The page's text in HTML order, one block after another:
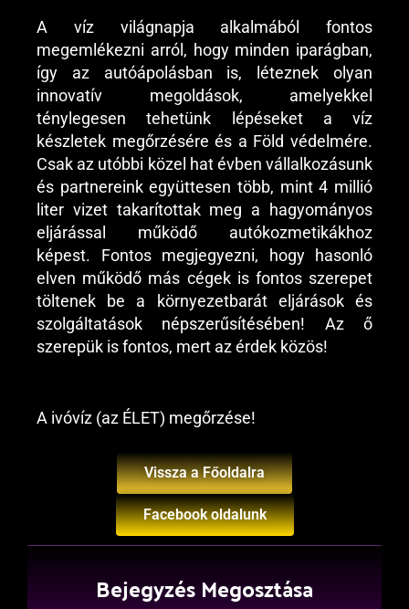
A víz világnapja alkalmából fontos
megemlékezni arról, hogy minden iparágban,
így az autóápolásban is, léteznek olyan
innovatív megoldások, amelyekkel
ténylegesen tehetünk lépéseket a víz
készletek megőrzésére és a Föld védelmére.
Csak az utóbbi közel hat évben vállalkozásunk
és partnereink együttesen több, mint 4 millió
liter vizet takarítottak meg a hagyományos
eljárással működő autókozmetikákhoz
képest. Fontos megjegyezni, hogy hasonló
elven működő más cégek is fontos szerepet
töltenek be a környezetbarát eljárások és
szolgáltatások népszerűsítésében! Az ő
szerepük is fontos, mert az érdek közös!
A ivóvíz (az ÉLET) megőrzése!
Vissza a Főoldalra
Facebook oldalunk
Bejegyzés Megosztása